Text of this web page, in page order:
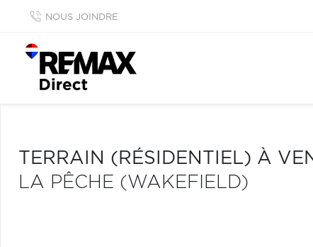
NOUS JOINDRE
TERRAIN (RÉSIDENTIEL) À
LA PÊCHE (WAKEFIELD)